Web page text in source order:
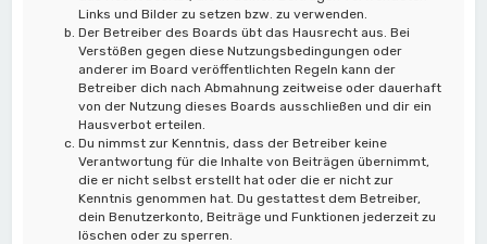
Links und Bilder zu setzen bzw. zu verwenden.
Der Betreiber des Boards übt das Hausrecht aus. Bei
Verstößen gegen diese Nutzungsbedingungen oder
anderer im Board veröffentlichten Regeln kann der
Betreiber dich nach Abmahnung zeitweise oder dauerhaft
von der Nutzung dieses Boards ausschließen und dir ein
Hausverbot erteilen.
Du nimmst zur Kenntnis, dass der Betreiber keine
Verantwortung für die Inhalte von Beiträgen übernimmt,
die er nicht selbst erstellt hat oder die er nicht zur
Kenntnis genommen hat. Du gestattest dem Betreiber,
dein Benutzerkonto, Beiträge und Funktionen jederzeit zu
löschen oder zu sperren.